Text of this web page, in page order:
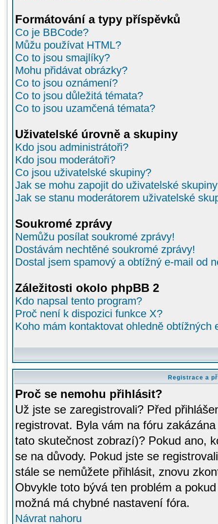
Formátování a typy příspěvků
Co je BBCode?
Můžu používat HTML?
Co to jsou smajlíky?
Mohu přidávat obrázky?
Co to jsou oznámení?
Co to jsou důležitá témata?
Co to jsou uzamčená témata?
Uživatelské úrovně a skupiny
Kdo jsou administrátoři?
Kdo jsou moderátoři?
Co jsou uživatelské skupiny?
Jak se mohu zapojit do uživatelské
Jak se stanu moderátorem uživatelské
Soukromé zprávy
Nemůžu posílat soukromé zprávy!
Dostávám nechtěné soukromé zprávy!
Dostal jsem spamový a obtížný e-mail od
Záležitosti okolo phpBB 2
Kdo napsal tento program?
Proč není k dispozici funkce X?
Koho mám kontaktovat ohledně
Registrace a
Proč se nemohu přihlásit?
Už jste se zaregistrovali? Před
registrovat. Byla vám na fóru
tato skutečnost zobrazí)? Pokud ano,
se na důvody. Pokud jste se
stále se nemůžete přihlásit, znovu
Obvykle toto bývá ten problém a
možná má chybné nastavení fóra.
Návrat nahoru